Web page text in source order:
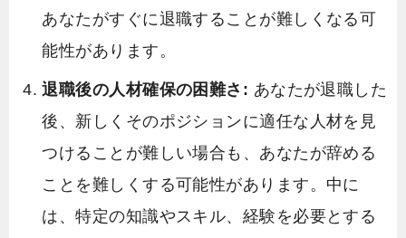
あなたがすぐに退職することが難しくなる可
能性があります。
退職後の人材確保の困難さ: あなたが退職した
後、新しくそのポジションに適任な人材を見
つけることが難しい場合も、あなたが辞める
ことを難しくする可能性があります。中に
は、特定の知識やスキル、経験を必要とする